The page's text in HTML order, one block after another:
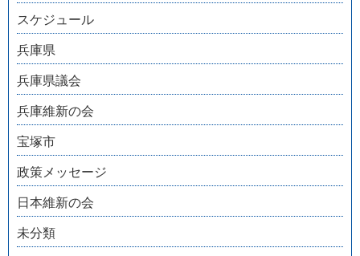
スケジュール
兵庫県
兵庫県議会
兵庫維新の会
宝塚市
政策メッセージ
日本維新の会
未分類